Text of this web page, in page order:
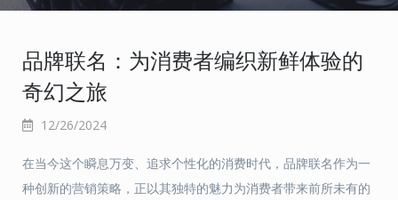
品牌联名：为消费者编织新鲜体验的
奇幻之旅
12/26/2024
在当今这个瞬息万变、追求个性化的消费时代，品牌联名作为一
种创新的营销策略，正以其独特的魅力为消费者带来前所未有的